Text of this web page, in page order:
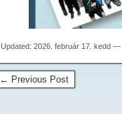
Updated: 2026. február 17. kedd —
← Previous Post